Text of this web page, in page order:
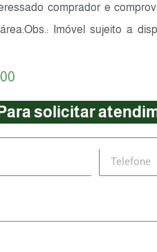
comprador e
Imóvel sujeito a
solicitar